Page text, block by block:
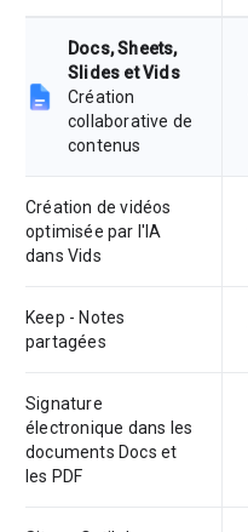
Docs, Sheets,
Slides et Vids
Création
collaborative de
contenus
Création de vidéos
optimisée par l'IA
dans Vids
Keep - Notes
partagées
Signature
électronique dans les
documents Docs et
les PDF